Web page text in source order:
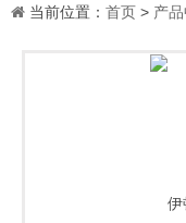
当前位置： 首页 > 产